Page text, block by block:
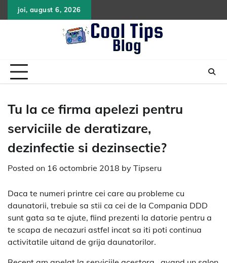
to
joi, august 6, 2026
Tu la ce firma apelezi pentru
serviciile de deratizare,
dezinfectie si dezinsectie?
Posted on 16 octombrie 2018 by Tipseru
Daca te numeri printre cei care au probleme cu
daunatorii, trebuie sa stii ca cei de la Compania DDD
sunt gata sa te ajute, fiind prezenti la datorie pentru a
te scapa de necazuri astfel incat sa iti poti continua
activitatile uitand de grija daunatorilor.